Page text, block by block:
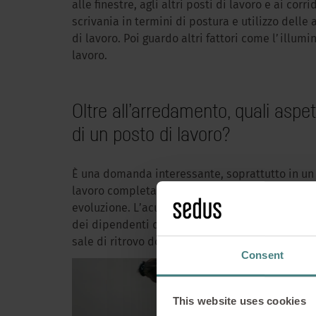
Consent
This website uses cookies
alle finestre, agli altri posti di lavoro e ai
scrivania in termini di postura e utilizzo
di lavoro. Poi guardo altri fattori come
lavoro.
Oltre all’arredamento, quali
di un posto di lavoro?
È una domanda interessante, soprattutto in
lavoro completamente nuovi, progettati per
evoluzione. L’acustica è un fattore chiave in
dei dipendenti quando si trasferiscono in
sale di ritrovo dove poter concentrarsi sul